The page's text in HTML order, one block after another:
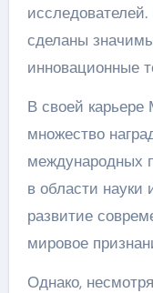
сделаны
инновационные
В своей
множество
международных
в области науки
развитие
мировое
Однако,